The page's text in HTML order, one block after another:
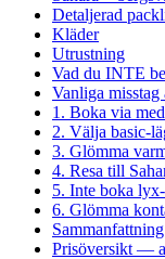
Detaljerad
Kläder
Utrustning
Vad du INTE
Vanliga misstag
1. Boka via
2. Välja basic-
3. Glömma
4. Resa till
5. Inte boka
6. Glömma
Prisöversikt —